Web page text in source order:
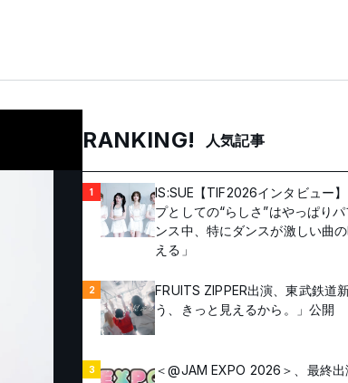
RANKING! 人気記事
1
IS:SUE【TIF2026インタビュー
プとしての“らしさ”はやっぱり
ンス中、特にダンスが激しい曲
える」
2
FRUITS ZIPPER出演、東武鉄道
う、きっと見えるから。」公開
3
＜@JAM EXPO 2026＞、最終出